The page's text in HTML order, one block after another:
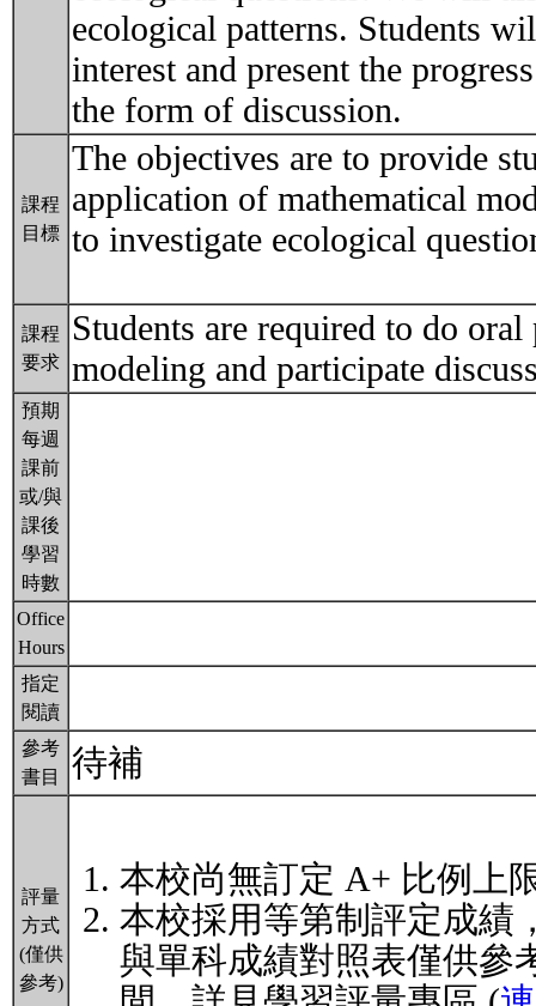
ecological patterns. Students
interest and present the
the form of discussion.
課程
目標
The objectives are to provide
application of mathematical
to investigate ecological
課程
要求
Students are required to do
modeling and participate
預期
每週
課前
或/與
課後
學習
時數
Office
Hours
指定
閱讀
參考
書目
待補
評量
方式
(僅供
參考)
本校尚無訂定 A+ 比例上
本校採用等第制評定成績
與單科成績對照表僅供參